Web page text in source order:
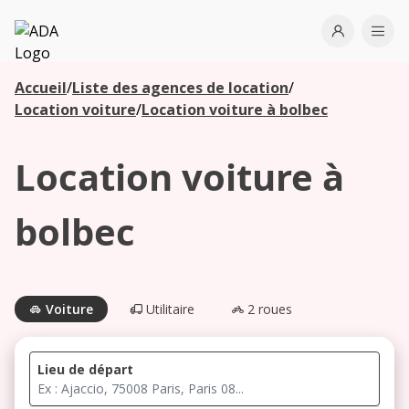
ADA
Open
Accueil/Liste des agences de location/
Location voiture/Location voiture à bolbec
Location voiture à
bolbec
Voiture Utilitaire 2 roues
Lieu de départ
Les
agences à
Commencez
votre
agences à
proximité